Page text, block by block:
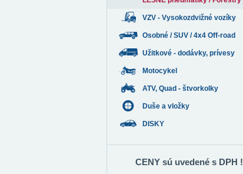
VZV - Vysokozdvižné vozíky
Osobné / SUV / 4x4 Off-road
Užitkové - dodávky, prívesy
Motocykel
ATV, Quad - štvorkolky
Duše a vložky
DISKY
CENY sú uvedené s DPH !